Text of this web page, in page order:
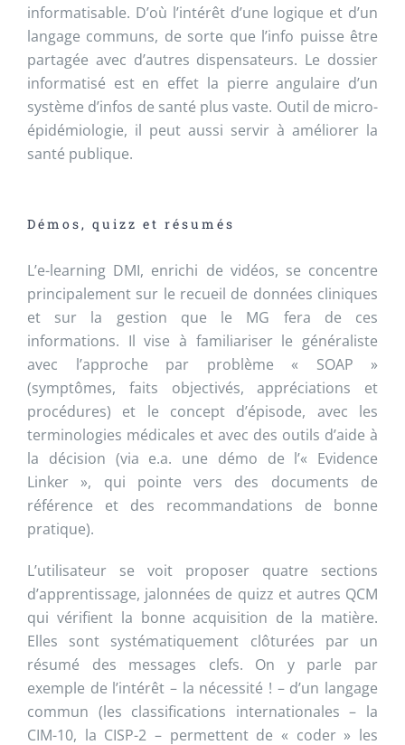
informatisable. D’où l’intérêt d’une logique et d’un
langage communs, de sorte que l’info puisse être
partagée avec d’autres dispensateurs. Le dossier
informatisé est en effet la pierre angulaire d’un
système d’infos de santé plus vaste. Outil de micro-
épidémiologie, il peut aussi servir à améliorer la
santé publique.
Démos, quizz et résumés
L’e-learning DMI, enrichi de vidéos, se concentre
principalement sur le recueil de données cliniques
et sur la gestion que le MG fera de ces
informations. Il vise à familiariser le généraliste
avec l’approche par problème « SOAP »
(symptômes, faits objectivés, appréciations et
procédures) et le concept d’épisode, avec les
terminologies médicales et avec des outils d’aide à
la décision (via e.a. une démo de l’« Evidence
Linker », qui pointe vers des documents de
référence et des recommandations de bonne
pratique).
L’utilisateur se voit proposer quatre sections
d’apprentissage, jalonnées de quizz et autres QCM
qui vérifient la bonne acquisition de la matière.
Elles sont systématiquement clôturées par un
résumé des messages clefs. On y parle par
exemple de l’intérêt – la nécessité ! – d’un langage
commun (les classifications internationales – la
CIM-10, la CISP-2 – permettent de « coder » les